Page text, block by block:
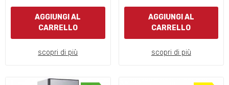
AGGIUNGI AL
CARRELLO
scopri di più
AGGIUNGI AL
CARRELLO
scopri di più